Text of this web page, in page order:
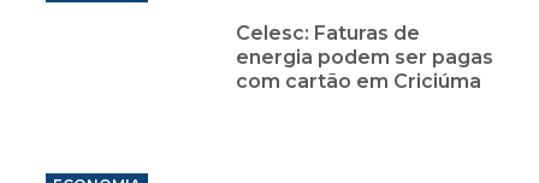
Celesc: Faturas de
energia podem ser pagas
com cartão em Criciúma